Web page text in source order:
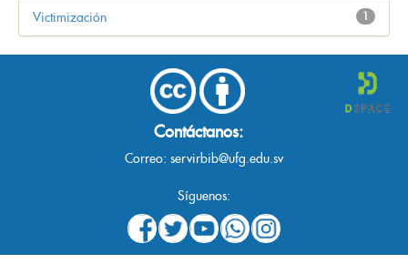
1
Victimización
Contáctanos:
Correo: servirbib@ufg.edu.sv
Síguenos: